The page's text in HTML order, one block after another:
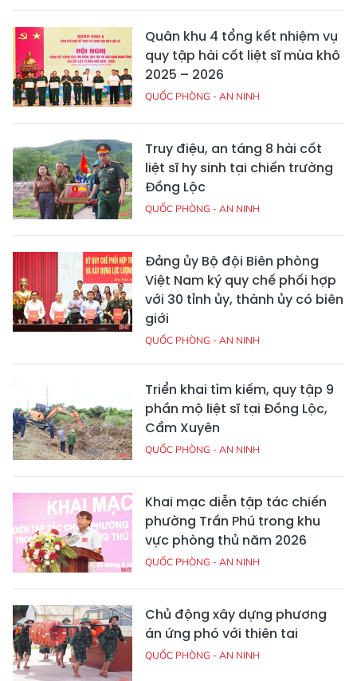
Quân khu 4 tổng kết nhiệm vụ
quy tập hài cốt liệt sĩ mùa khô
2025 – 2026
QUỐC PHÒNG - AN NINH
Truy điệu, an táng 8 hài cốt
liệt sĩ hy sinh tại chiến trường
Đồng Lộc
QUỐC PHÒNG - AN NINH
Đảng ủy Bộ đội Biên phòng
Việt Nam ký quy chế phối hợp
với 30 tỉnh ủy, thành ủy có biên
giới
QUỐC PHÒNG - AN NINH
Triển khai tìm kiếm, quy tập 9
phần mộ liệt sĩ tại Đồng Lộc,
Cẩm Xuyên
QUỐC PHÒNG - AN NINH
Khai mạc diễn tập tác chiến
phường Trần Phú trong khu
vực phòng thủ năm 2026
QUỐC PHÒNG - AN NINH
Chủ động xây dựng phương
án ứng phó với thiên tai
QUỐC PHÒNG - AN NINH